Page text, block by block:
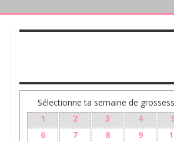
Sélectionne ta semaine de
1
2 3 4
6
7 8 9